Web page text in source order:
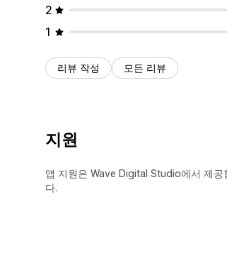
2
1
리뷰 작성 모든 리뷰
지원
앱 지원은 Wave Digital Studio에서 제공
다.